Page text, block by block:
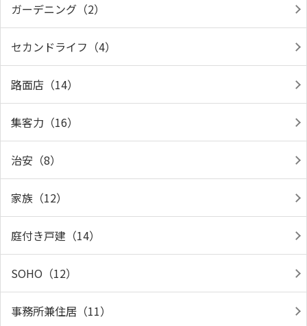
ガーデニング（2）
セカンドライフ（4）
路面店（14）
集客力（16）
治安（8）
家族（12）
庭付き戸建（14）
SOHO（12）
事務所兼住居（11）